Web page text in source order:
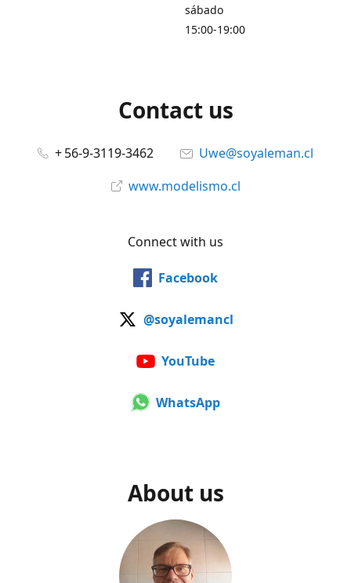
sábado
15:00-19:00
Contact us
+ 56-9-3119-3462
Uwe@soyaleman.cl
www.modelismo.cl
Connect with us
Facebook
@soyalemancl
YouTube
WhatsApp
About us